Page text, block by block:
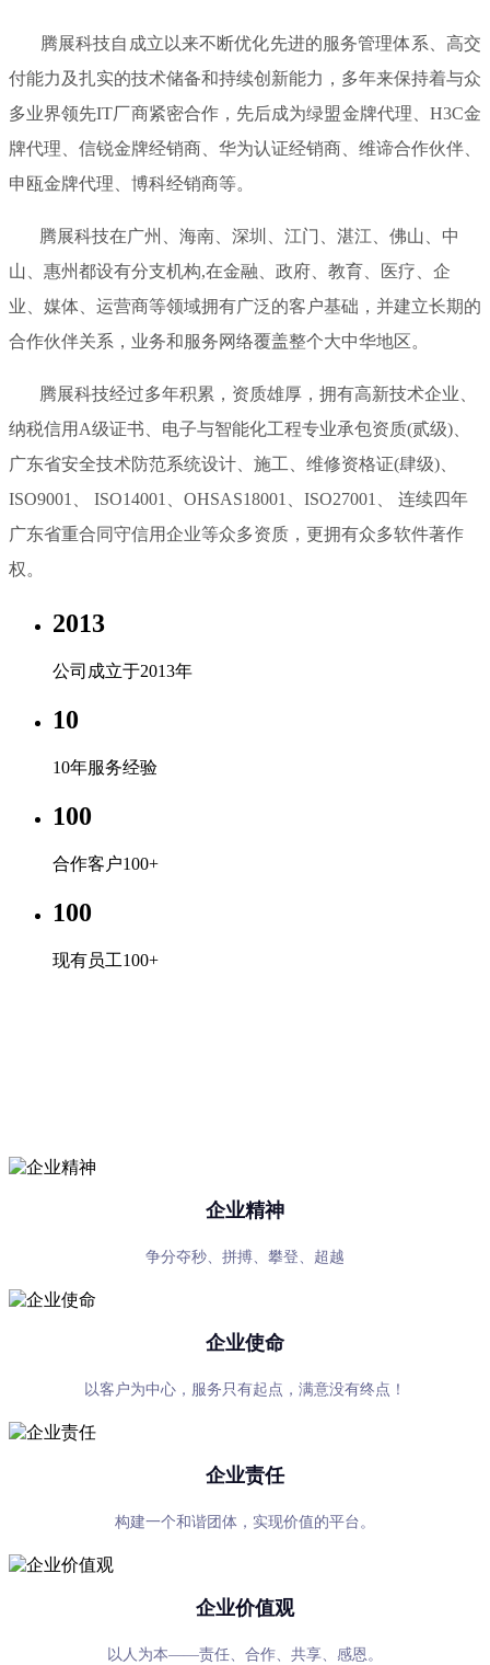
腾展科技自成立以来不断优化先进的服务管理体系、高交
付能力及扎实的技术储备和持续创新能力，多年来保持着与众
多业界领先IT厂商紧密合作，先后成为绿盟金牌代理、H3C金
牌代理、信锐金牌经销商、华为认证经销商、维谛合作伙伴、
申瓯金牌代理、博科经销商等。
腾展科技在广州、海南、深圳、江门、湛江、佛山、中
山、惠州都设有分支机构,在金融、政府、教育、医疗、企
业、媒体、运营商等领域拥有广泛的客户基础，并建立长期的
合作伙伴关系，业务和服务网络覆盖整个大中华地区。
腾展科技经过多年积累，资质雄厚，拥有高新技术企业、
纳税信用A级证书、电子与智能化工程专业承包资质(贰级)、
广东省安全技术防范系统设计、施工、维修资格证(肆级)、
ISO9001、 ISO14001、OHSAS18001、ISO27001、 连续四年
广东省重合同守信用企业等众多资质，更拥有众多软件著作
权。
2013
公司成立于2013年
10
10年服务经验
100
合作客户100+
100
现有员工100+
企业精神
争分夺秒、拼搏、攀登、超越
企业使命
以客户为中心，服务只有起点，满意没有终点！
企业责任
构建一个和谐团体，实现价值的平台。
企业价值观
以人为本——责任、合作、共享、感恩。